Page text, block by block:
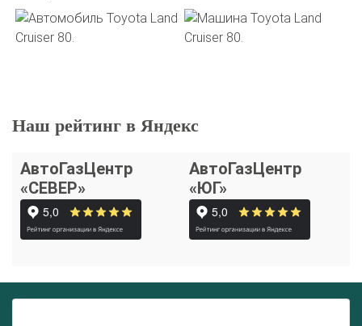
Наш рейтинг в Яндекс
АвтоГазЦентр
«СЕВЕР»
АвтоГазЦентр
«ЮГ»